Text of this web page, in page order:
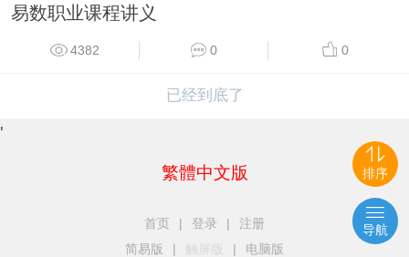
易数职业课程讲义
4382 0 0
已经到底了
'
繁體中文版
首页 | 登录 |
注册
简易版
| 触屏版 | 电脑版
排序
导航